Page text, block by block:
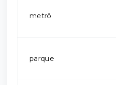
metrô
parque